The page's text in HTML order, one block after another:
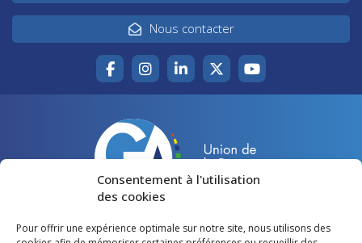
Consentement à l'utilisation
des cookies
Pour offrir une expérience optimale sur notre site, nous utilisons des
Nous contacter
Accueil Agir pour la Gironde